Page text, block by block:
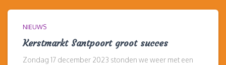
NIEUWS
Kerstmarkt Santpoort groot succes
Zondag 17 december 2023 stonden we weer met een